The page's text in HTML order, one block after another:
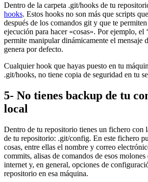
Dentro de la carpeta .git/hooks de tu
hooks. Estos hooks no son más que scripts
después de los comandos git y que te
ejecución para hacer «cosas». Por ejemplo, el
permite manipular dinámicamente el mensaje
genera por defecto.
Cualquier hook que hayas puesto en tu
.git/hooks, no tiene copia de seguridad en tu
5- No tienes backup de tu
local
Dentro de tu repositorio tienes un fichero con
de tu repositorio: .git/config. En este fichero
cosas, entre ellas el nombre y correo
commits, alisas de comandos de esos
internet y, en general, opciones de
repositorio en esa máquina.